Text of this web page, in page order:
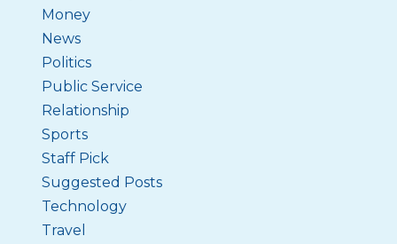
Money
News
Politics
Public Service
Relationship
Sports
Staff Pick
Suggested Posts
Technology
Travel